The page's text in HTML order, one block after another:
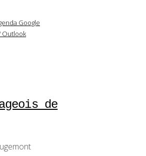
Google
Outlook
de